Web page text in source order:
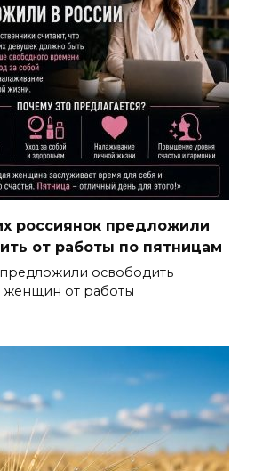
россиянок предложили
от работы по пятницам
освободить
женщин от работы